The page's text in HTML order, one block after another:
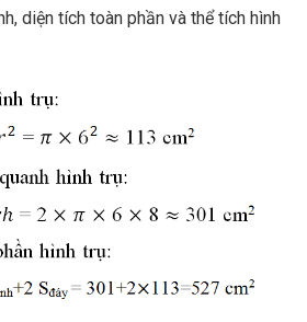
diện tích toàn phần và thể tích hình